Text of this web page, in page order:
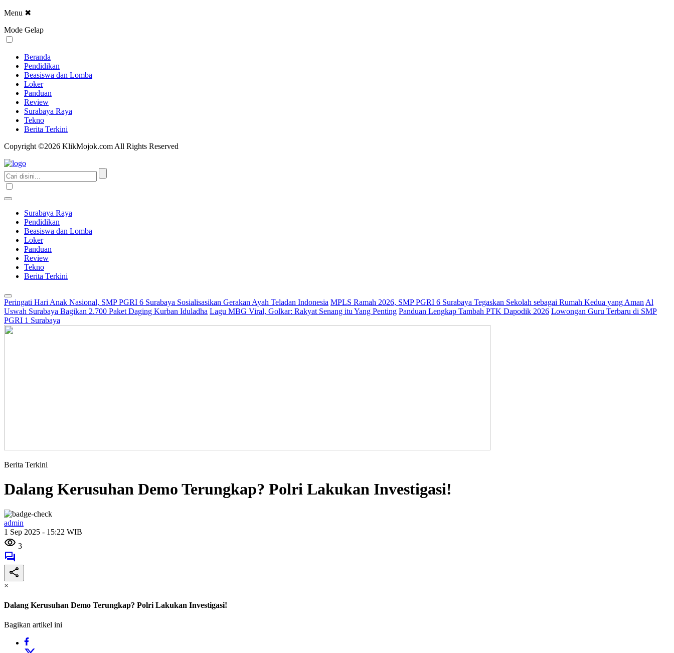
Menu ✖
Mode Gelap
Beranda
Pendidikan
Beasiswa dan Lomba
Loker
Panduan
Review
Surabaya Raya
Tekno
Berita Terkini
Copyright ©2026 KlikMojok.com All Rights Reserved
Surabaya Raya
Pendidikan
Beasiswa dan Lomba
Loker
Panduan
Review
Tekno
Berita Terkini
Peringati Hari Anak Nasional, SMP PGRI 6 Surabaya Sosialisasikan Gerakan Ayah Teladan Indonesia MPLS Ramah 2026, SMP PGRI 6 Surabaya Tegaskan Sekolah sebagai Rumah Kedua yang Aman Al
Uswah Surabaya Bagikan 2.700 Paket Daging Kurban Iduladha Lagu MBG Viral, Golkar: Rakyat Senang itu Yang Penting Panduan Lengkap Tambah PTK Dapodik 2026 Lowongan Guru Terbaru di SMP
PGRI 1 Surabaya
Berita Terkini
Dalang Kerusuhan Demo Terungkap? Polri Lakukan Investigasi!
admin
1 Sep 2025 - 15:22 WIB
3
×
Dalang Kerusuhan Demo Terungkap? Polri Lakukan Investigasi!
Bagikan artikel ini